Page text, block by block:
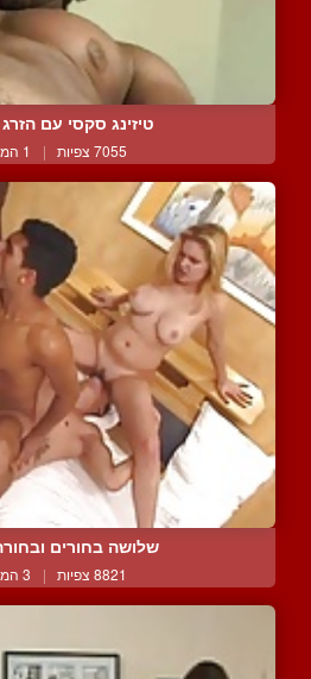
טיזינג סקסי עם
7055 צפיות | 1 המלצות
שלושה בחורים
8821 צפיות | 3 המלצות